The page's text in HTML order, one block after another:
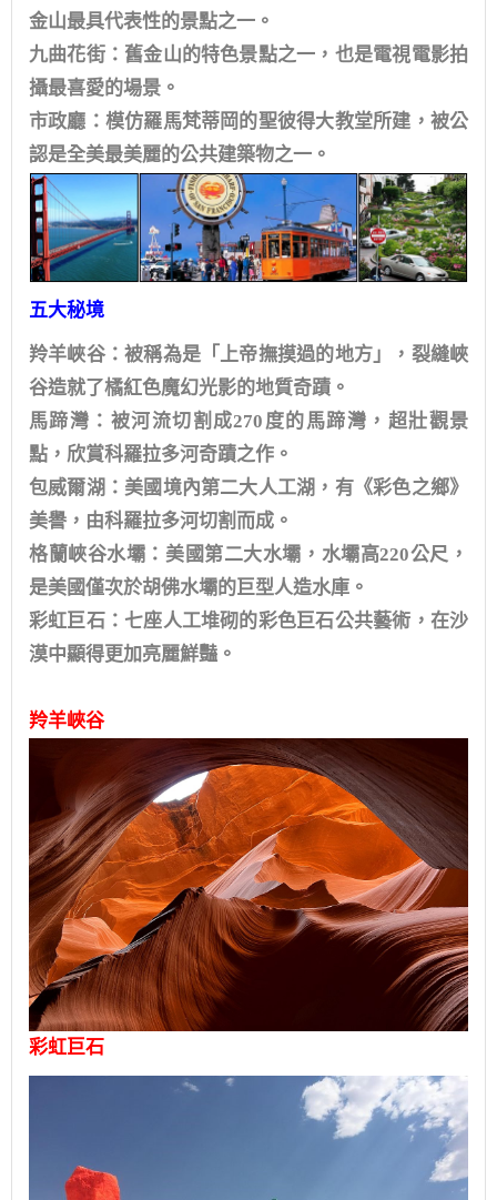
金山最具代表性的景點之一。
九曲花街：舊金山的特色景點之一，也是電視電影拍
攝最喜愛的場景。
市政廳：模仿羅馬梵蒂岡的聖彼得大教堂所建，被公
認是全美最美麗的公共建築物之一。
五大秘境
羚羊峽谷：被稱為是「上帝撫摸過的地方」，裂縫峽
谷造就了橘紅色魔幻光影的地質奇蹟。
馬蹄灣：被河流切割成270度的馬蹄灣，超壯觀景
點，欣賞科羅拉多河奇蹟之作。
包威爾湖：美國境內第二大人工湖，有《彩色之鄉》
美譽，由科羅拉多河切割而成。
格蘭峽谷水壩：美國第二大水壩，水壩高220公尺，
是美國僅次於胡佛水壩的巨型人造水庫。
彩虹巨石：七座人工堆砌的彩色巨石公共藝術，在沙
漠中顯得更加亮麗鮮豔。
羚羊峽谷
彩虹巨石